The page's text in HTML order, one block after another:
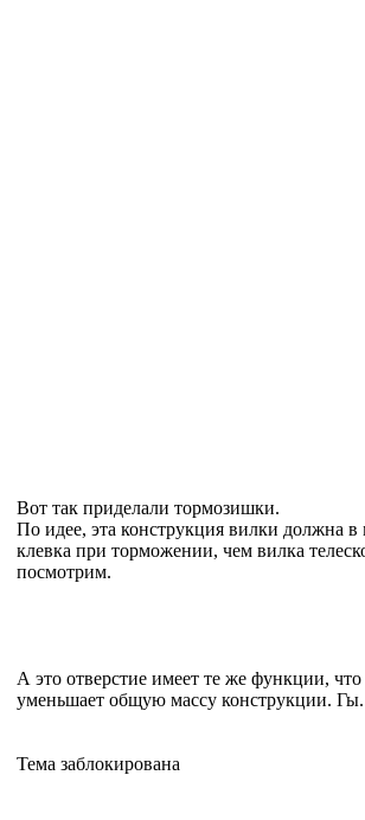
Вот так приделали тормозишки.
По идее, эта конструкция вилки должна
клевка при торможении, чем вилка
посмотрим.
А это отверстие имеет те же функции,
уменьшает общую массу конструкции. Гы.
Тема заблокирована